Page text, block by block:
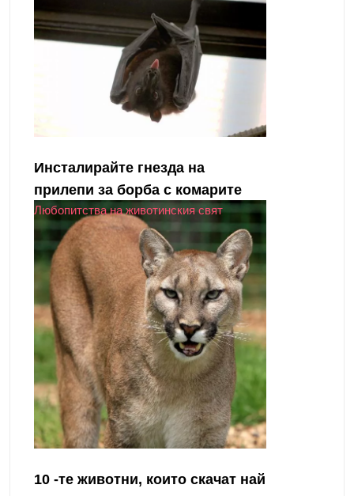
Инсталирайте гнезда на
прилепи за борба с комарите
Любопитства на животинския свят
10 -те животни, които скачат най